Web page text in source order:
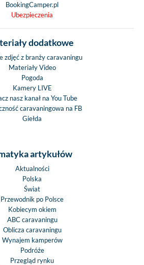
BookingCamper.pl
Ubezpieczenia
dodatkowe
zdjęć z branży caravaningu
Materiały Video
Pogoda
Kamery LIVE
nasz kanał na You Tube
caravaningowa na FB
Giełda
artykułów
Aktualności
Polska
Świat
Przewodnik po Polsce
Kobiecym okiem
ABC caravaningu
Oblicza caravaningu
Wynajem kamperów
Podróże
Przegląd rynku